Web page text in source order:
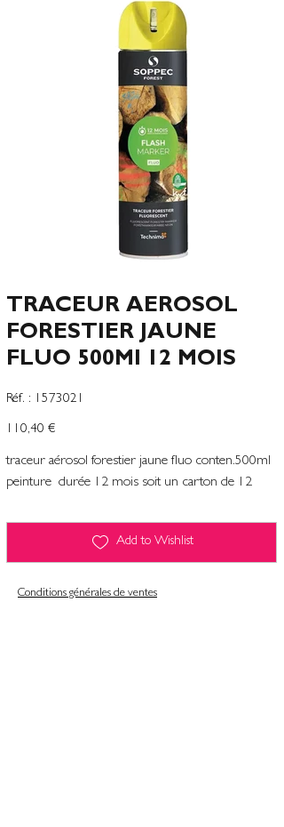
TRACEUR AEROSOL
FORESTIER JAUNE
FLUO 500Ml 12 MOIS
Réf. :
SKU
1573021
1573021
Precio
110,40 €
traceur aérosol forestier jaune fluo conten.500ml
peinture durée 12 mois soit un carton de 12
Add to Wishlist
Conditions générales de ventes